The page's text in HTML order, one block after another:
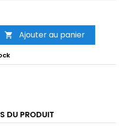
 Ajouter au panier
DU PRODUIT